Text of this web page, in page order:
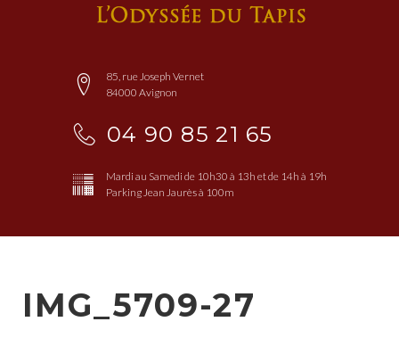
85, rue Joseph Vernet
84000 Avignon
04 90 85 21 65
Mardi au Samedi de 10h30 à 13h et de 14h à 19h
Parking Jean Jaurès à 100m
IMG_5709-27